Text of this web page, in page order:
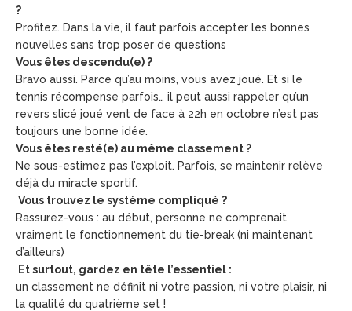
?
Profitez. Dans la vie, il faut parfois accepter les bonnes
nouvelles sans trop poser de questions
Vous êtes descendu(e) ?
Bravo aussi. Parce qu’au moins, vous avez joué. Et si le
tennis récompense parfois… il peut aussi rappeler qu’un
revers slicé joué vent de face à 22h en octobre n’est pas
toujours une bonne idée.
Vous êtes resté(e) au même classement ?
Ne sous-estimez pas l’exploit. Parfois, se maintenir relève
déjà du miracle sportif.
Vous trouvez le système compliqué ?
Rassurez-vous : au début, personne ne comprenait
vraiment le fonctionnement du tie-break (ni maintenant
d’ailleurs)
Et surtout, gardez en tête l’essentiel :
un classement ne définit ni votre passion, ni votre plaisir, ni
la qualité du quatrième set !